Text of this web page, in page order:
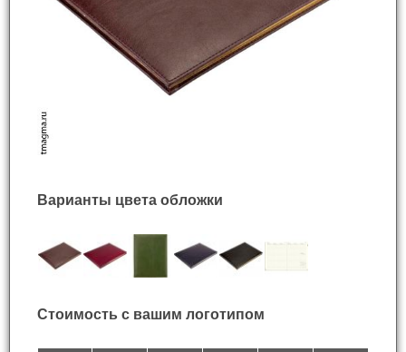
Варианты цвета обложки
Стоимость с вашим логотипом